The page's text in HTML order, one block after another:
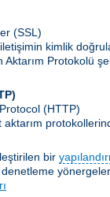
(SSL)
kimlik
Protokolü
(HTTP)
aktarım
bir